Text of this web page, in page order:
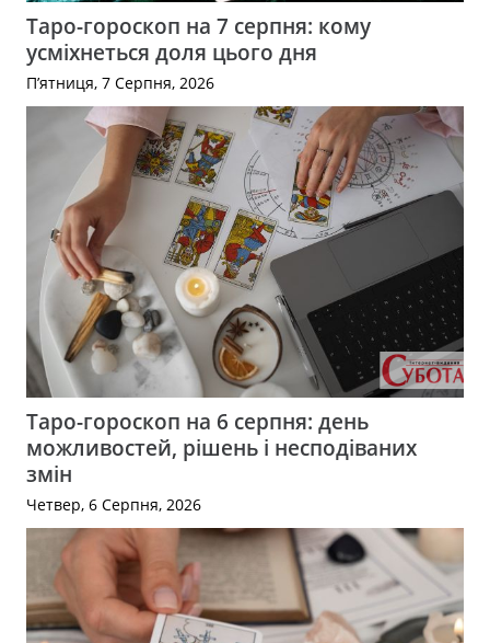
Таро-гороскоп на 7 серпня: кому
усміхнеться доля цього дня
П’ятниця, 7 Серпня, 2026
Таро-гороскоп на 6 серпня: день
можливостей, рішень і несподіваних
змін
Четвер, 6 Серпня, 2026